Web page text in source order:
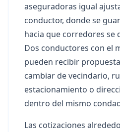
aseguradoras igual
conductor, donde se
hacia que corredores se
Dos conductores con el
pueden recibir
cambiar de vecindario,
estacionamiento o
dentro del mismo
Las cotizaciones